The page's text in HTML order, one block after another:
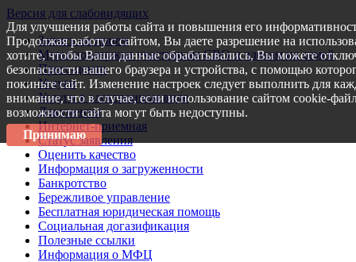
Версия для слабовидящих
Запись на прием
Меры поддержки участникам СВО и членам их семей
Пресс-центр
Услуги
Услуги в электронном виде
Документы
Интернет-приемная
Статус заявления
Оценить качество
Информация о загруженности
Банкротство
Бережливое управление
Бесплатная юридическая помощь
Социальная догазификация
Полезные ссылки
Информация о МФЦ
Для улучшения работы сайта и повышения его
Продолжая работу с сайтом, Вы даете разрешение на
хотите, чтобы Ваши данные обрабатывались, Вы можете
безопасности вашего браузера и устройства, с помощью
покиньте сайт. Изменение настроек следует выполнить для
внимание, что в случае, если использование сайтом cookie-
возможности сайта могут быть недоступны.
Принимаю